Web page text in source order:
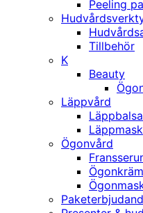
Peeling
Tillbehör
K
Beauty
Läppvård
Läppmask
Ögonvård
Ögonkräm